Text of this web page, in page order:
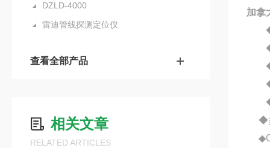
DZLD-4000
雷迪管线探测定位仪
查看全部产品
相关文章
RELATED ARTICLES
加拿
◆
◆
◆
◆
◆开
◆